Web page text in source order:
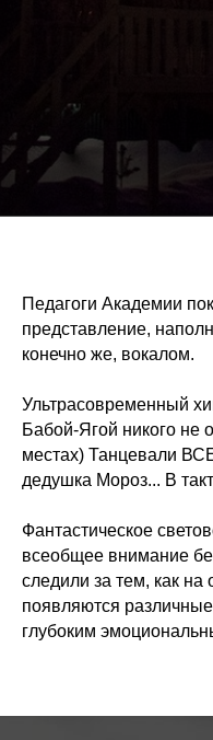
Педагоги Академии
представление,
конечно же, вокалом.
Ультрасовременный
Бабой-Ягой никого не
местах) Танцевали
дедушка Мороз... В
Фантастическое
всеобщее внимание
следили за тем, как
появляются
глубоким